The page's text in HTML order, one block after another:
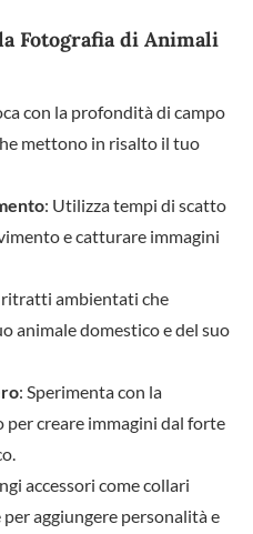
Fotografia di Animali
con la profondità di campo
mettono in risalto il tuo
: Utilizza tempi di scatto
e catturare immagini
ritratti ambientati che
animale domestico e del suo
: Sperimenta con la
creare immagini dal forte
accessori come collari
aggiungere personalità e